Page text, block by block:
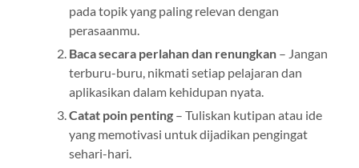
pada topik yang paling relevan dengan
perasaanmu.
Baca secara perlahan dan renungkan– Jangan
terburu-buru, nikmati setiap pelajaran dan
aplikasikan dalam kehidupan nyata.
Catat poin penting– Tuliskan kutipan atau ide
yang memotivasi untuk dijadikan pengingat
sehari-hari.